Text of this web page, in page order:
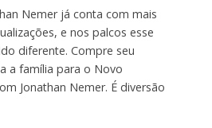
Nemer já conta com mais
e nos palcos esse
diferente. Compre seu
a família para o Novo
Jonathan Nemer. É diversão